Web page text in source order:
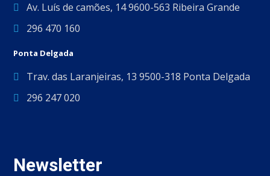
Av. Luís de camões, 14 9600-563 Ribeira Grande
296 470 160
Ponta Delgada
Trav. das Laranjeiras, 13 9500-318 Ponta Delgada
296 247 020
Newsletter